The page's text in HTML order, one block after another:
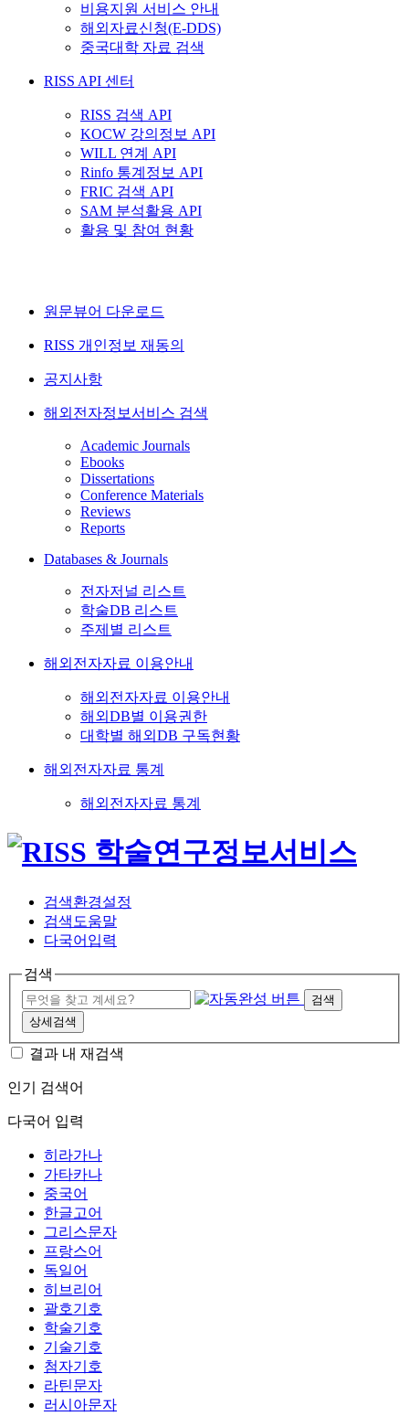
비용지원 서비스 안내
해외자료신청(E-DDS)
중국대학 자료 검색
RISS API 센터
RISS 검색 API
KOCW 강의정보 API
WILL 연계 API
Rinfo 통계정보 API
FRIC 검색 API
SAM 분석활용 API
활용 및 참여 현황
원문뷰어 다운로드
RISS 개인정보 재동의
공지사항
해외전자정보서비스 검색
Academic Journals
Ebooks
Dissertations
Conference Materials
Reviews
Reports
Databases & Journals
전자저널 리스트
학술DB 리스트
주제별 리스트
해외전자자료 이용안내
해외전자자료 이용안내
해외DB별 이용권한
대학별 해외DB 구독현황
해외전자자료 통계
해외전자자료 통계
검색환경설정
검색도움말
다국어입력
검색
검색
상세검색
결과 내 재검색
인기 검색어
다국어 입력
히라가나
가타카나
중국어
한글고어
그리스문자
프랑스어
독일어
히브리어
괄호기호
학술기호
기술기호
첨자기호
라틴문자
러시아문자